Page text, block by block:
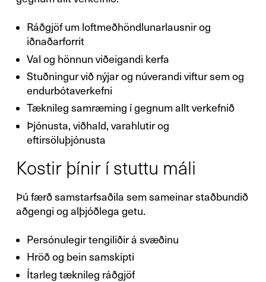
Ráðgjöf um loftmeðhöndlunarlausnir og
iðnaðarforrit
Val og hönnun viðeigandi kerfa
Stuðningur við nýjar og núverandi viftur sem og
endurbótaverkefni
Tæknileg samræming í gegnum allt verkefnið
Þjónusta, viðhald, varahlutir og
eftirsöluþjónusta
Kostir þínir í stuttu máli
Þú færð samstarfsaðila sem sameinar staðbundið
aðgengi og alþjóðlega getu.
Persónulegir tengiliðir á svæðinu
Hröð og bein samskipti
Ítarleg tæknileg ráðgjöf
Ihr Kontakt zu uns
Nutzen Sie gerne unser Kontaktformular
und schicken Sie uns Ihre Anfrage.
X